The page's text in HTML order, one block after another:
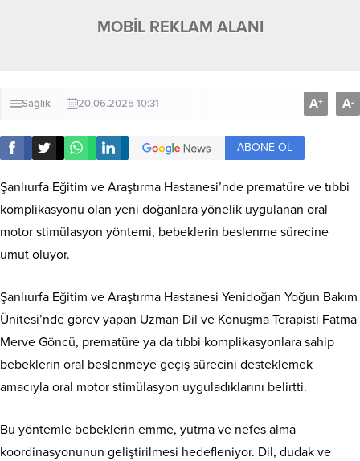
MOBİL REKLAM ALANI
Sağlık 20.06.2025 10:31 A+ A-
ABONE OL
Şanlıurfa Eğitim ve Araştırma Hastanesi’nde prematüre ve tıbbi
komplikasyonu olan yeni doğanlara yönelik uygulanan oral
motor stimülasyon yöntemi, bebeklerin beslenme sürecine
umut oluyor.
Şanlıurfa Eğitim ve Araştırma Hastanesi Yenidoğan Yoğun Bakım
Ünitesi’nde görev yapan Uzman Dil ve Konuşma Terapisti Fatma
Merve Göncü, prematüre ya da tıbbi komplikasyonlara sahip
bebeklerin oral beslenmeye geçiş sürecini desteklemek
amacıyla oral motor stimülasyon uyguladıklarını belirtti.
Bu yöntemle bebeklerin emme, yutma ve nefes alma
koordinasyonunun geliştirilmesi hedefleniyor. Dil, dudak ve